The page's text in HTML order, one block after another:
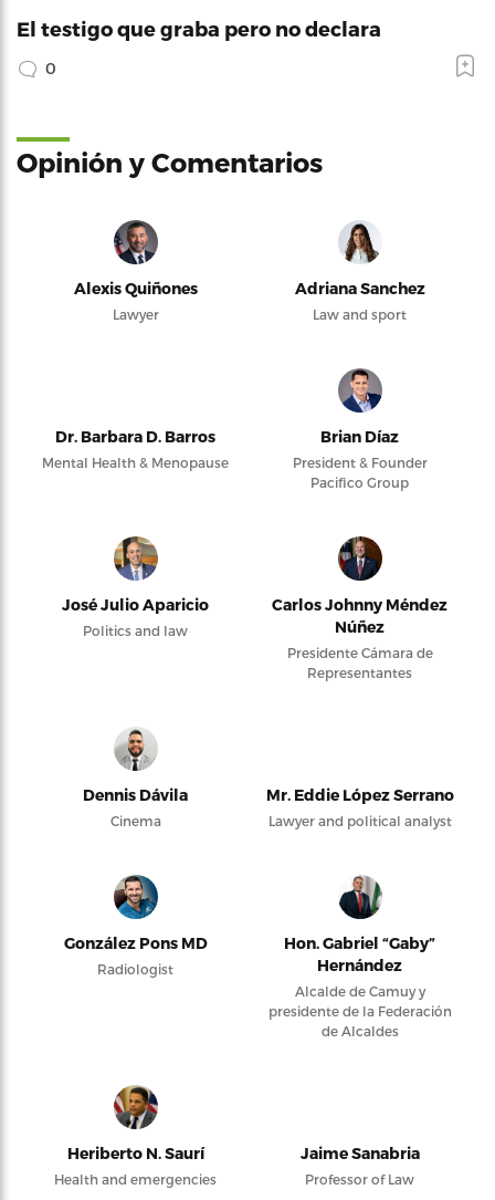
El testigo que graba pero no declara
0
Opinión y Comentarios
Alexis Quiñones
Lawyer
Adriana Sanchez
Law and sport
Dr. Barbara D. Barros
Mental Health & Menopause
Brian Díaz
President & Founder
Pacifico Group
José Julio Aparicio
Politics and law
Carlos Johnny Méndez
Núñez
Presidente Cámara de
Representantes
Dennis Dávila
Cinema
Mr. Eddie López Serrano
Lawyer and political analyst
González Pons MD
Radiologist
Hon. Gabriel “Gaby”
Hernández
Alcalde de Camuy y
presidente de la Federación
de Alcaldes
Heriberto N. Saurí
Health and emergencies
Jaime Sanabria
Professor of Law